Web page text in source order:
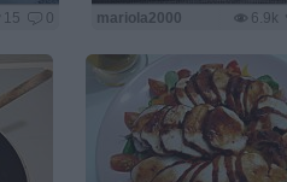
15 0 6.9k
mariola2000